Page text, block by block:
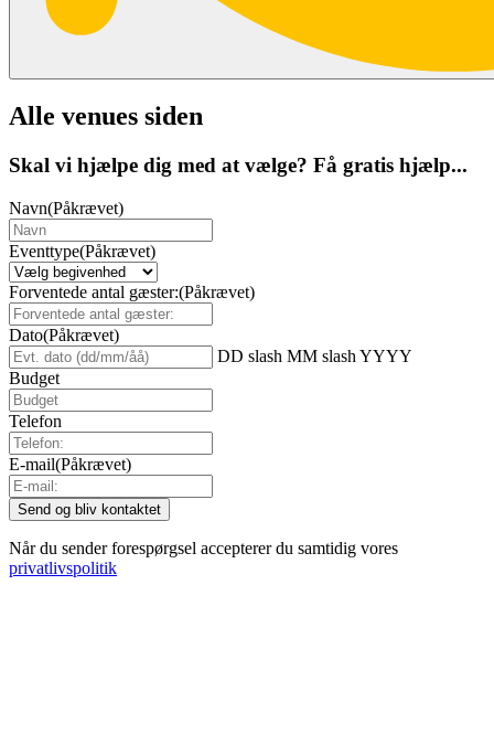
Alle venues siden
Skal vi hjælpe dig med at vælge? Få gratis hjælp...
Navn(Påkrævet)
Eventtype(Påkrævet)
Forventede antal gæster:(Påkrævet)
Dato(Påkrævet)
DD slash MM slash YYYY
Budget
Telefon
E-mail(Påkrævet)
Når du sender forespørgsel accepterer du samtidig vores
privatlivspolitik